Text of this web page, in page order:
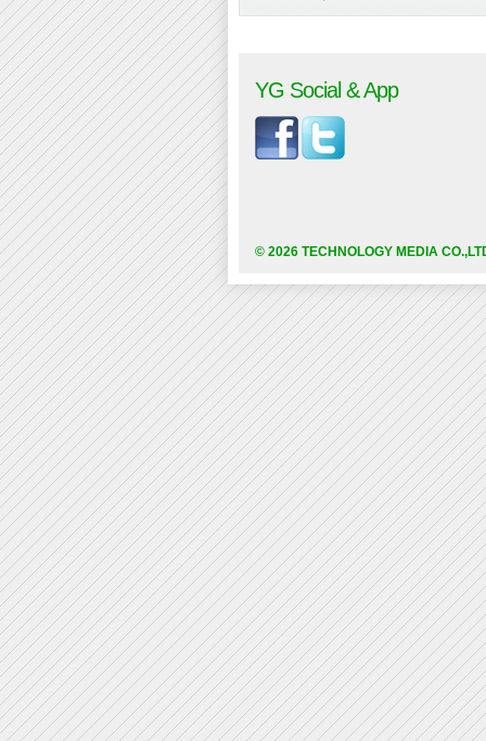
YG Social & App
© 2026 TECHNOLOGY MEDIA